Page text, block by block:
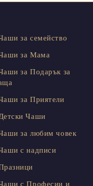
за семейство
за Мама
за Подарък за
за Приятели
Чаши
за любим човек
с надписи
с Професии и